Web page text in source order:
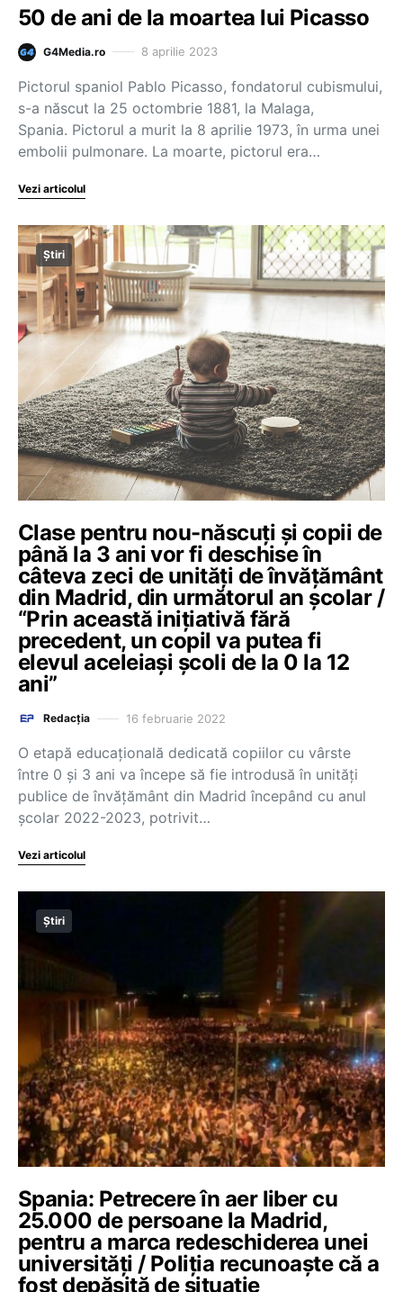
50 de ani de la moartea lui Picasso
G4Media.ro 8 aprilie 2023
Pictorul spaniol Pablo Picasso, fondatorul cubismului,
s-a născut la 25 octombrie 1881, la Malaga,
Spania. Pictorul a murit la 8 aprilie 1973, în urma unei
embolii pulmonare. La moarte, pictorul era…
Vezi articolul
Știri
Clase pentru nou-născuți și copii de
până la 3 ani vor fi deschise în
câteva zeci de unități de învățământ
din Madrid, din următorul an școlar /
“Prin această inițiativă fără
precedent, un copil va putea fi
elevul aceleiași școli de la 0 la 12
ani”
Redacția 16 februarie 2022
O etapă educațională dedicată copiilor cu vârste
între 0 și 3 ani va începe să fie introdusă în unități
publice de învățământ din Madrid începând cu anul
școlar 2022-2023, potrivit…
Vezi articolul
Știri
Spania: Petrecere în aer liber cu
25.000 de persoane la Madrid,
pentru a marca redeschiderea unei
universităţi / Poliția recunoaște că a
fost depășită de situație